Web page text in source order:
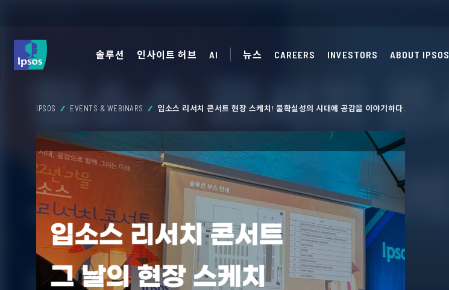
솔루션 인사이트 허브 AI 뉴스 CAREERS INVESTORS ABOUT IPSOS
IPSOS EVENTS & WEBINARS 입소스 리서치 콘서트 현장 스케치! 불확실성의 시대에 공감을 이야기하다.